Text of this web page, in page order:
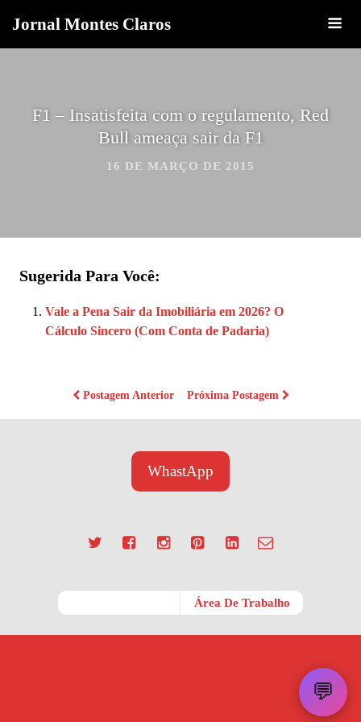
Jornal Montes Claros
F1 – Insatisfeita com o regulamento, Red
Bull ameaça sair da F1
16 DE MARÇO DE 2015
Sugerida Para Você:
Vale a Pena Sair da Imobiliária em 2026? O
Cálculo Sincero (Com Conta de Padaria)
Postagem Anterior Próxima Postagem
WhastApp
💬
Área De Trabalho